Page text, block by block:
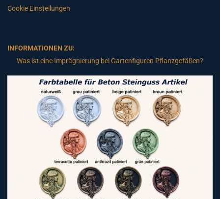
Cookie Einstellungen
INFORMATIONEN ZU:
Was ist eine Imprägnierung bei Gartenfiguren Pflanzgefäßen?